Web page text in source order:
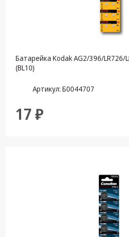
Батарейка Kodak AG2/396/LR726/
(BL10)
Артикул: Б0044707
17 ₽